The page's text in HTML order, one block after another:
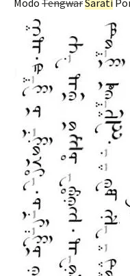
Modo TengwarSarati